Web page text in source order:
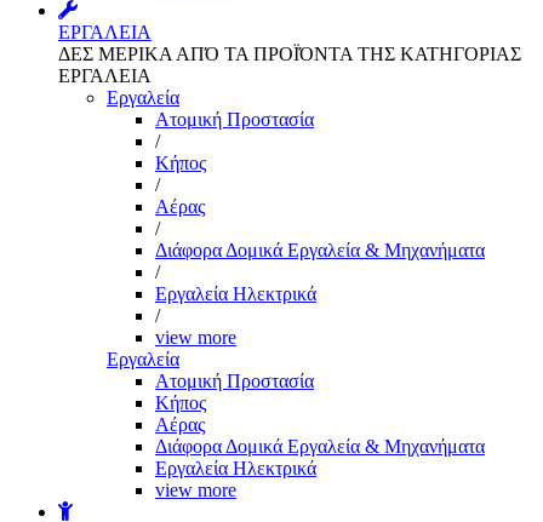
ΕΡΓΑΛΕΙΑ
ΔΕΣ ΜΕΡΙΚΑ ΑΠΌ ΤΑ ΠΡΟΪΌΝΤΑ ΤΗΣ ΚΑΤΗΓΟΡΙΑΣ
ΕΡΓΑΛΕΙΑ
Εργαλεία
Aτομική Προστασία
/
Kήπος
/
Αέρας
/
Διάφορα Δομικά Εργαλεία & Μηχανήματα
/
Εργαλεία Ηλεκτρικά
/
view more
Εργαλεία
Aτομική Προστασία
Kήπος
Αέρας
Διάφορα Δομικά Εργαλεία & Μηχανήματα
Εργαλεία Ηλεκτρικά
view more